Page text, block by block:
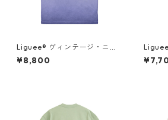
Liguee®️ ヴィンテージ・ニュ
アンス Tシャツ（刺繍ロゴ）マ
リンブルー
¥8,800